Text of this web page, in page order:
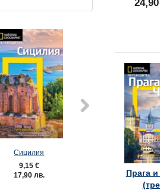
Сицилия
9,15 €
17,90 лв.
Прага